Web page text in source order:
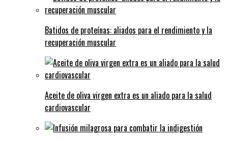
Batidos de proteínas: aliados para el rendimiento y la
recuperación muscular
Aceite de oliva virgen extra es un aliado para la salud
cardiovascular